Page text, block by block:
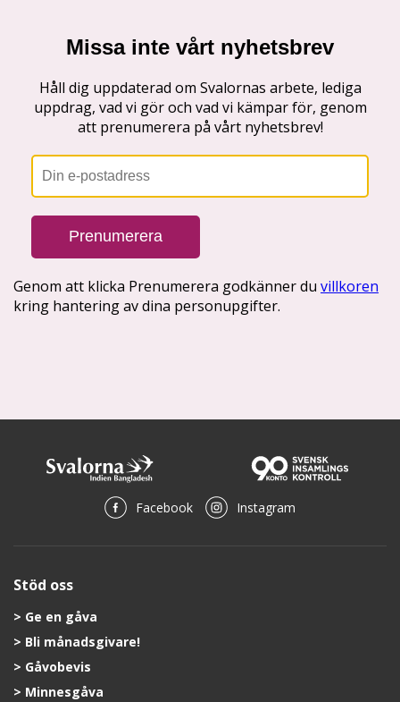
Facebook Instagram
Stöd oss
Ge en gåva
Bli månadsgivare!
Gåvobevis
Minnesgåva